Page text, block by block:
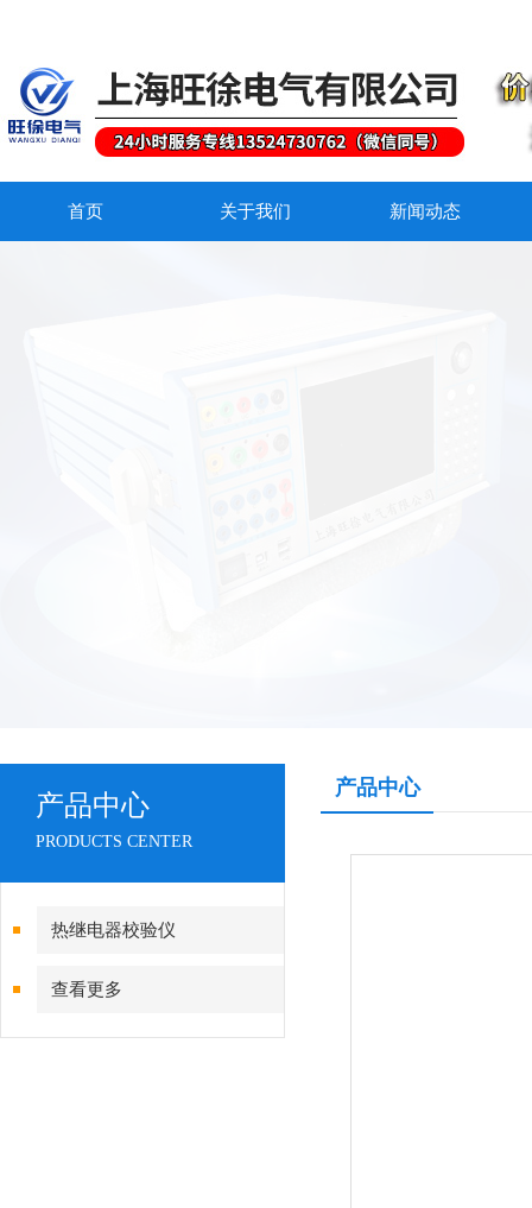
首页 关于我们 新闻动态
产品中心
PRODUCTS CENTER
热继电器校验仪
查看更多
产品中心